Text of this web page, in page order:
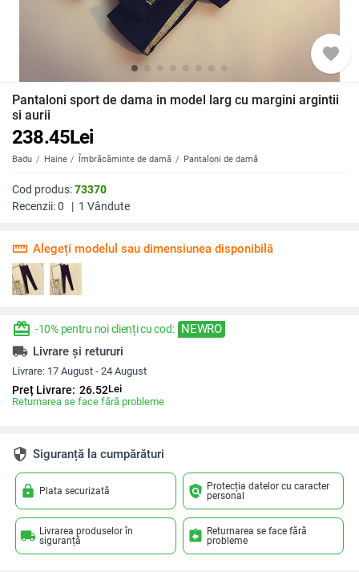
favorite
Pantaloni sport de dama in model larg cu margini argintii
si aurii
238.45Lei
Badu Haine Îmbrăcăminte de damă Pantaloni de damă
Cod produs:73370
Recenzii:0 | 1 Vândute
straighten Alegeți modelul sau dimensiunea disponibilă
redeem -10% pentru noi clienți cu cod: NEWRO
local_shipping Livrare și retururi
Livrare: 17 August - 24 August
Preț Livrare: 26.52Lei
Returnarea se face fără probleme
security Siguranță la cumpărături
lock Plata securizată policy Protecția datelor cu caracter
personal
local_shipping Livrarea produselor în
siguranță
assignment_return Returnarea se face fără
probleme